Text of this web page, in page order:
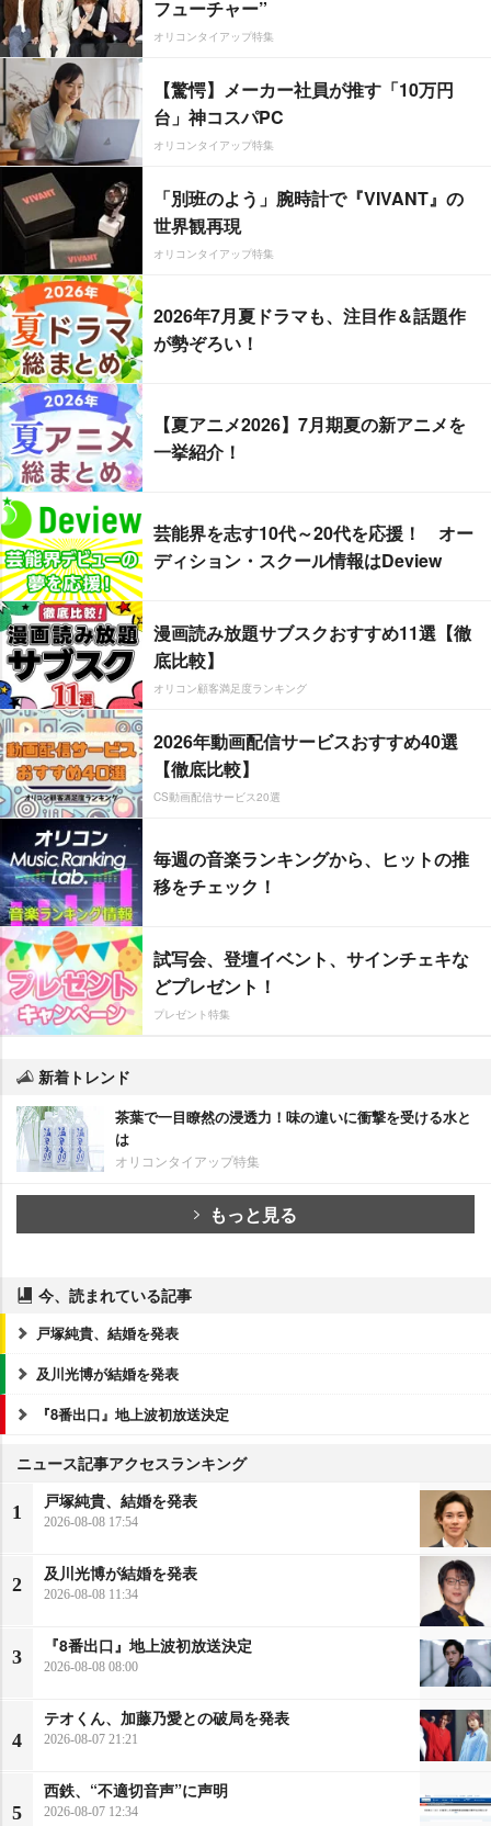
フューチャー”
オリコンタイアップ特集
【驚愕】メーカー社員が推す「10万円
台」神コスパPC
オリコンタイアップ特集
「別班のよう」腕時計で『VIVANT』の
世界観再現
オリコンタイアップ特集
2026年7月夏ドラマも、注目作＆話題作
が勢ぞろい！
【夏アニメ2026】7月期夏の新アニメを
一挙紹介！
芸能界を志す10代～20代を応援！ オー
ディション・スクール情報はDeview
漫画読み放題サブスクおすすめ11選【徹
底比較】
オリコン顧客満足度ランキング
2026年動画配信サービスおすすめ40選
【徹底比較】
CS動画配信サービス20選
毎週の音楽ランキングから、ヒットの推
移をチェック！
試写会、登壇イベント、サインチェキな
どプレゼント！
プレゼント特集
新着トレンド
茶葉で一目瞭然の浸透力！味の違いに衝撃を受ける水と
は
オリコンタイアップ特集
もっと見る
今、読まれている記事
戸塚純貴、結婚を発表
及川光博が結婚を発表
『8番出口』地上波初放送決定
ニュース記事アクセスランキング
1
戸塚純貴、結婚を発表
2026-08-08 17:54
2
及川光博が結婚を発表
2026-08-08 11:34
3
『8番出口』地上波初放送決定
2026-08-08 08:00
4
テオくん、加藤乃愛との破局を発表
2026-08-07 21:21
5
西鉄、“不適切音声”に声明
2026-08-07 12:34